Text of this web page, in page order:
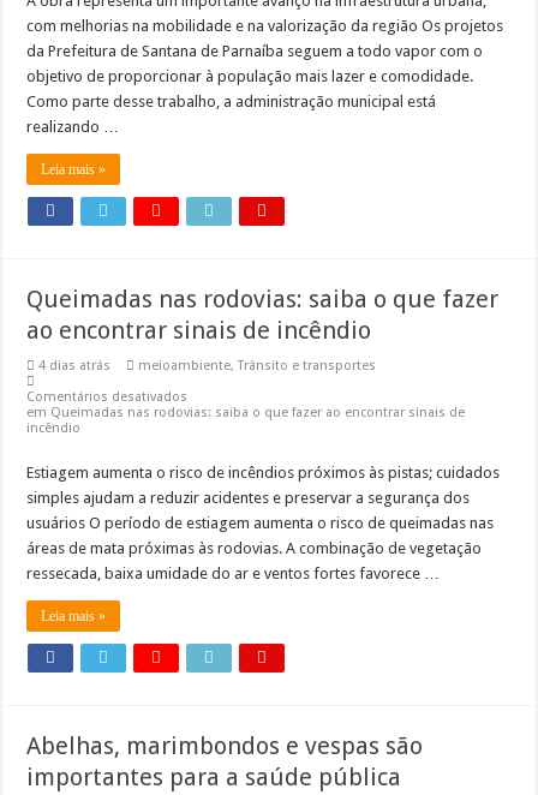
Cronograma semanal de obras no Rodoanel Oeste (SP-021)
com melhorias na mobilidade e na valorização da região Os projetos
da Prefeitura de Santana de Parnaíba seguem a todo vapor com o
objetivo de proporcionar à população mais lazer e comodidade.
Como parte desse trabalho, a administração municipal está
realizando …
Leia mais »
Queimadas nas rodovias: saiba o que fazer
ao encontrar sinais de incêndio
4 dias atrás meioambiente,Trânsito e transportes
Comentários desativados
em Queimadas nas rodovias: saiba o que fazer ao encontrar sinais de
incêndio
Estiagem aumenta o risco de incêndios próximos às pistas; cuidados
simples ajudam a reduzir acidentes e preservar a segurança dos
usuários O período de estiagem aumenta o risco de queimadas nas
áreas de mata próximas às rodovias. A combinação de vegetação
ressecada, baixa umidade do ar e ventos fortes favorece …
Leia mais »
Abelhas, marimbondos e vespas são
importantes para a saúde pública